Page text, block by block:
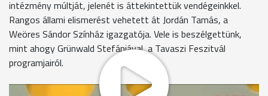
intézmény múltját, jelenét is áttekintettük vendégeinkkel.
Rangos állami elismerést vehetett át Jordán Tamás, a
Weöres Sándor Színház igazgatója. Vele is beszélgettünk,
mint ahogy Grünwald Stefániával, a Tavaszi Feszitvál
programjairól.